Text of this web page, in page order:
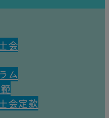
会
ム
会定款